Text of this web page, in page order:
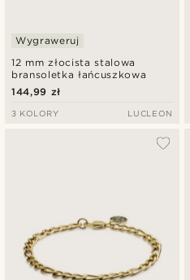
12 mm złocista stalowa
bransoletka łańcuszkowa
Wygraweruj
144,99 zł
3 KOLORY LUCLEON